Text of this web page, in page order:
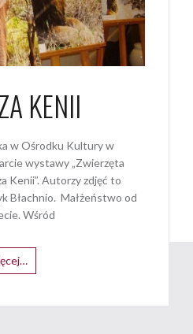
KENII
w Ośrodku Kultury w
wystawy „Zwierzęta
Kenii”. Autorzy zdjęć to
Błachnio. Małżeństwo od
Wśród